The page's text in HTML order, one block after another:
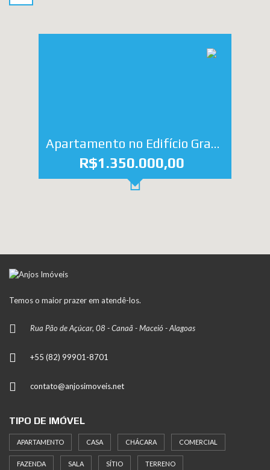
Apartamento no Edifício Grand Portage
R$1.350.000,00
Temos o maior prazer em atendê-los.
Rua Pão de Açúcar, 08 - Canaã - Maceió - Alagoas
+55 (82) 99901-8701
contato@anjosimoveis.net
TIPO DE IMÓVEL
APARTAMENTO CASA CHÁCARA COMERCIAL
FAZENDA SALA SÍTIO TERRENO